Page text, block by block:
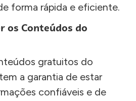
forma rápida e eficiente.
os Conteúdos do
gratuitos do
a garantia de estar
confiáveis e de